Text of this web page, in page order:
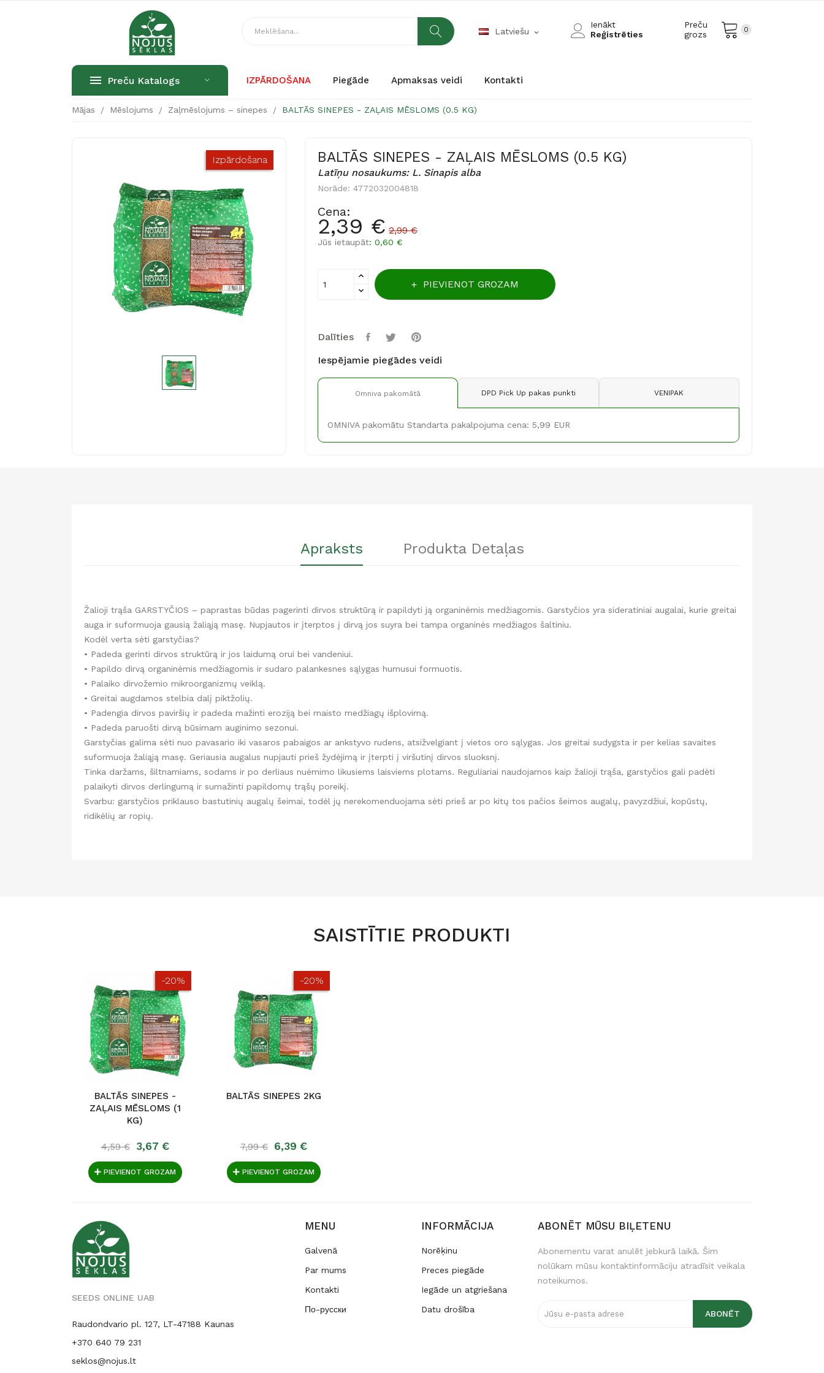
Preču
grozs
0
Ienākt
Reģistrēties
Latviešu expand_more
Preču Katalogs IZPĀRDOŠANA Piegāde Apmaksas veidi Kontakti
Mājas Mēslojums Zaļmēslojums – sinepes BALTĀS SINEPES - ZAĻAIS MĒSLOMS (0.5 KG)
Izpārdošana BALTĀS SINEPES - ZAĻAIS MĒSLOMS (0.5 KG)
Latīņu nosaukums: L. Sinapis alba
Norāde: 4772032004818
Cena:
2,39 € 2,99 €
Jūs ietaupāt: 0,60 €
PIEVIENOT GROZAM
Dalīties
Iespējamie piegādes veidi
Omniva pakomātā DPD Pick Up pakas punkti VENIPAK
OMNIVA pakomātu Standarta pakalpojuma cena: 5,99 EUR
Apraksts Produkta Detaļas
Žalioji trąša GARSTYČIOS – paprastas būdas pagerinti dirvos struktūrą ir papildyti ją organinėmis medžiagomis. Garstyčios yra sideratiniai augalai, kurie greitai
auga ir suformuoja gausią žaliąją masę. Nupjautos ir įterptos į dirvą jos suyra bei tampa organinės medžiagos šaltiniu.
Kodėl verta sėti garstyčias?
• Padeda gerinti dirvos struktūrą ir jos laidumą orui bei vandeniui.
• Papildo dirvą organinėmis medžiagomis ir sudaro palankesnes sąlygas humusui formuotis.
• Palaiko dirvožemio mikroorganizmų veiklą.
• Greitai augdamos stelbia dalį piktžolių.
• Padengia dirvos paviršių ir padeda mažinti eroziją bei maisto medžiagų išplovimą.
• Padeda paruošti dirvą būsimam auginimo sezonui.
Garstyčias galima sėti nuo pavasario iki vasaros pabaigos ar ankstyvo rudens, atsižvelgiant į vietos oro sąlygas. Jos greitai sudygsta ir per kelias savaites
suformuoja žaliąją masę. Geriausia augalus nupjauti prieš žydėjimą ir įterpti į viršutinį dirvos sluoksnį.
Tinka daržams, šiltnamiams, sodams ir po derliaus nuėmimo likusiems laisviems plotams. Reguliariai naudojamos kaip žalioji trąša, garstyčios gali padėti
palaikyti dirvos derlingumą ir sumažinti papildomų trąšų poreikį.
Svarbu: garstyčios priklauso bastutinių augalų šeimai, todėl jų nerekomenduojama sėti prieš ar po kitų tos pačios šeimos augalų, pavyzdžiui, kopūstų,
ridikėlių ar ropių.
SAISTĪTIE PRODUKTI
-20%
BALTĀS SINEPES -
ZAĻAIS MĒSLOMS (1
KG)
4,59 € 3,67 €
PIEVIENOT GROZAM
-20%
BALTĀS SINEPES 2KG
7,99 € 6,39 €
PIEVIENOT GROZAM
SEEDS ONLINE UAB
Raudondvario pl. 127, LT-47188 Kaunas
+370 640 79 231
seklos@nojus.lt
MENU
Galvenā
Par mums
Kontakti
По-русски
INFORMĀCIJA
Norēķinu
Preces piegāde
Iegāde un atgriešana
Datu drošība
ABONĒT MŪSU BIĻETENU
Abonementu varat anulēt jebkurā laikā. Šim
nolūkam mūsu kontaktinformāciju atradīsit veikala
noteikumos.